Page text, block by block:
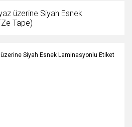
üzerine Siyah Esnek
Tape)